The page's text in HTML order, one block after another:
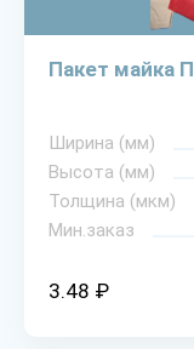
Пакет майка
Ширина (мм)
Высота (мм)
Толщина (мкм)
Мин.заказ
3.48 ₽